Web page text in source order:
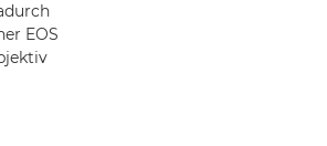
EOS